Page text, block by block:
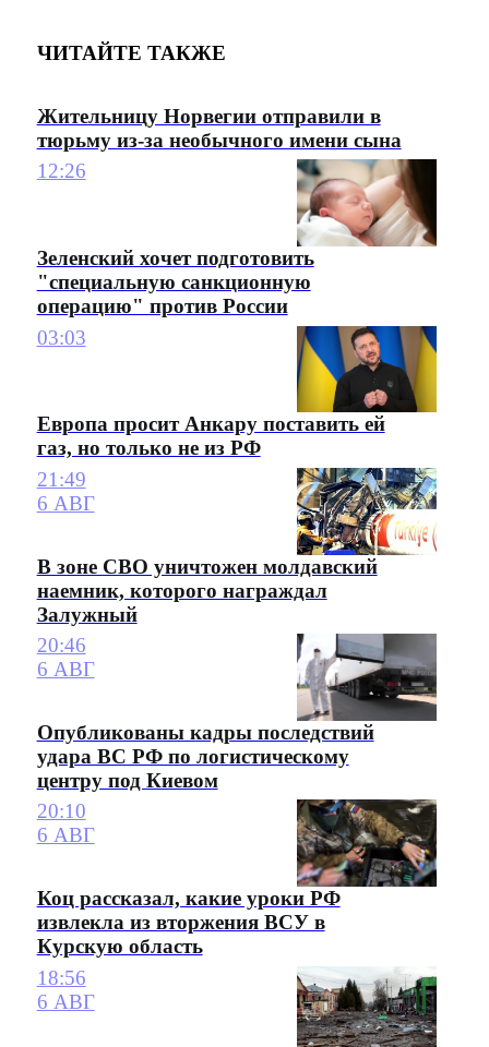
ЧИТАЙТЕ ТАКЖЕ
Жительницу Норвегии отправили в
тюрьму из-за необычного имени сына
12:26
Зеленский хочет подготовить
"специальную санкционную
операцию" против России
03:03
Европа просит Анкару поставить ей
газ, но только не из РФ
21:49
6 АВГ
В зоне СВО уничтожен молдавский
наемник, которого награждал
Залужный
20:46
6 АВГ
Опубликованы кадры последствий
удара ВС РФ по логистическому
центру под Киевом
20:10
6 АВГ
Коц рассказал, какие уроки РФ
извлекла из вторжения ВСУ в
Курскую область
18:56
6 АВГ